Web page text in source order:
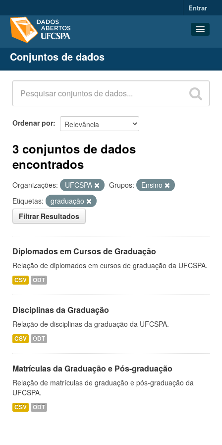
Entrar
Conjuntos de dados
Organizações
Grupos
Sobre
Conjuntos de dados
Ordenar por
3 conjuntos de dados
encontrados
Organizações: UFCSPA Grupos:
Ensino
Etiquetas:
graduação
Filtrar Resultados
Diplomados em Cursos de Graduação
Relação de diplomados em cursos de graduação da UFCSPA.
CSV ODT
Disciplinas da Graduação
Relação de disciplinas da graduação da UFCSPA.
CSV ODT
Matrículas da Graduação e Pós-graduação
Relação de matrículas de graduação e pós-graduação da
UFCSPA.
CSV ODT